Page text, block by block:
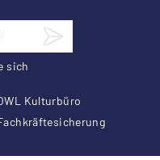
sich
Kulturbüro